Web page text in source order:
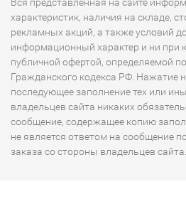
характеристик, наличия на складе,
рекламных акций, а также условий
информационный характер и ни при
публичной офертой, определяемой
Гражданского кодекса РФ. Нажатие
последующее заполнение тех или
владельцев сайта никаких
сообщение, содержащее копию
не является ответом на сообщение
заказа со стороны владельцев сайта.